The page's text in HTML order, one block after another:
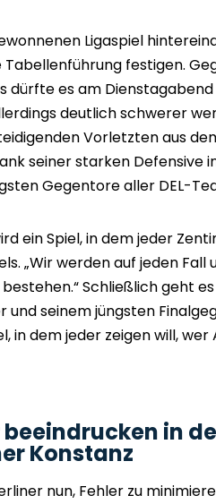
Ligaspiel
festigen.
dürfte es am Dienstagabend
deutlich schwerer
Vorletzten aus
seiner starken Defensive
Gegentore aller DEL-
ein Spiel, in dem jeder
„Wir werden auf jeden
bestehen.“ Schließlich geht
und seinem jüngsten
in dem jeder zeigen will,
beeindrucken in
Konstanz
nun, Fehler zu